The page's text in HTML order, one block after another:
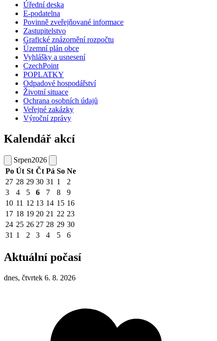
Úřední deska
E-podatelna
Povinně zveřejňované informace
Zastupitelstvo
Grafické znázornění rozpočtu
Územní plán obce
Vyhlášky a usnesení
CzechPoint
POPLATKY
Odpadové hospodářství
Životní situace
Ochrana osobních údajů
Veřejné zakázky
Výroční zprávy
Kalendář akcí
Srpen2026
Po Út St Čt Pá So Ne
27 28 29 30 31 1
2
3
4 5 6 7 8
9
10 11 12 13 14 15 16
17 18 19 20 21 22 23
24 25 26 27 28 29 30
31 1 2 3 4 5 6
Aktuální počasí
dnes, čtvrtek 6. 8. 2026